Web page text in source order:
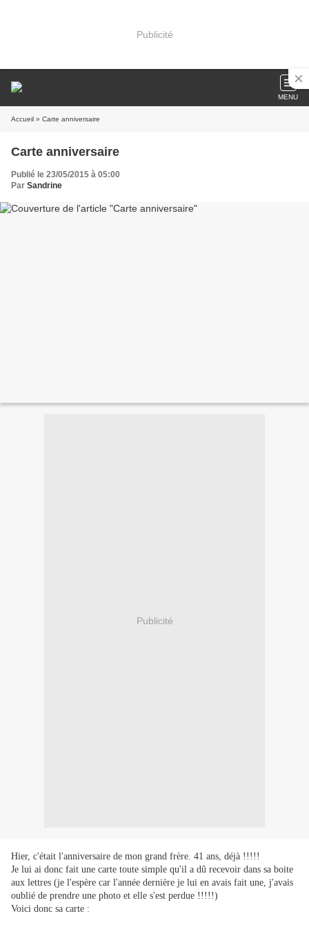
Publicité
MENU
Accueil » Carte anniversaire
Carte anniversaire
Publié le 23/05/2015 à 05:00
Par Sandrine
Publicité
Hier, c'était l'anniversaire de mon grand frère. 41 ans, déjà !!!!!
Je lui ai donc fait une carte toute simple qu'il a dû recevoir dans sa boite
aux lettres (je l'espère car l'année dernière je lui en avais fait une, j'avais
oublié de prendre une photo et elle s'est perdue !!!!!)
Voici donc sa carte :